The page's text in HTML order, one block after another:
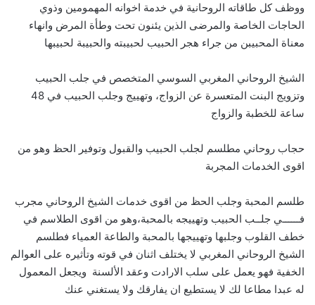
ووظف كل طاقاته الروحانية في خدمة اخوانه المهمومين وذوي
الحاجات الخاصة والمرضى الذين يئنون تحت وطأة المرض وانهاء
معناة المحبيبن من جراء هجر الحبيب لحبيبته والحبيبة لحبيبها
الشيخ الروحاني المغربي السوسي المتخصص في جلب الحبيب
وتزويج البنت المتعسرة عن الزواج، وتهييج وجلب الحبيب في 48
ساعة للخطبة والزواج
حجاب روحاني مطلسم لجلب الحبيب والقبول وتوفير الحظ وهو من
اقوى الخدمات المجربة
طلسم المحبة وجلب الحظ من اقوى خدمات الشيخ الروحاني مجرب
فــــــي جلــب الحبيب وتهييجه بالمحبة،وهو من اقوى الطلاسم في
خطف القلوب وجلبها وتهييجها بالمحبة والطاعة العمياء فطلسم
الشيخ الروحاني المغربي لا يختلف اثنان في قوته وتأثيره على العوالم
الخفية فهو يعمل على سلب الارادت وعقد الألسنة ويجعل المعمول
له عبدا مطاعا لك لا يستطيع ان يفارقك ولا يستغني عنك